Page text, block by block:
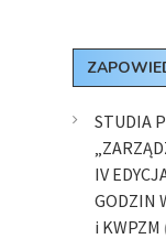
STUDIA
IV
GODZIN
i KWPZM